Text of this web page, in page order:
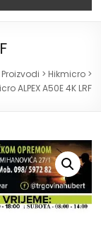
Proizvodi > Hikmicro>
ALPEX A50E 4K LRF